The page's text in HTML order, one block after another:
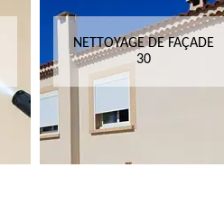
NETTOYAGE DE FAÇADE
30